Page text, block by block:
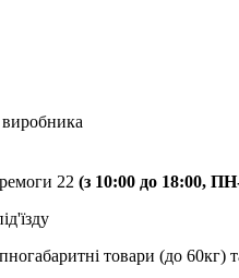
виробника
22 (з 10:00 до 18:00,
товари (до 60кг)